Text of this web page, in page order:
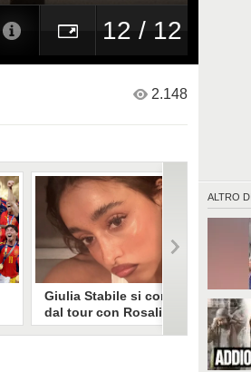
12 / 12
ALTRO DI
2.148
Giulia Stabile si confessa
dal tour con Rosalia: "Non
sono stata bene, costretta